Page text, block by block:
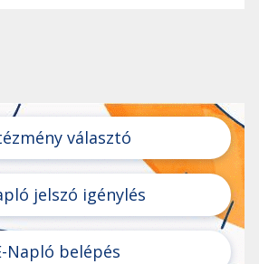
választó
jelszó igénylés
Napló belépés